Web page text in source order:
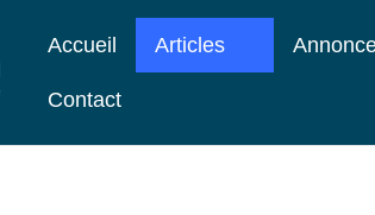
Accueil Articles
Contact